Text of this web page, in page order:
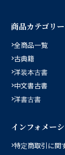
商品カテゴリー
全商品一覧
古典籍
洋装本古書
中文書古書
洋書古書
インフォメー
特定商取引に関